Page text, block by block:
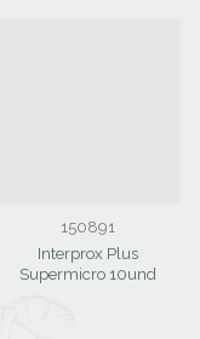
150891
Interprox Plus
Supermicro 10und